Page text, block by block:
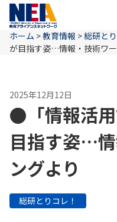
ホーム
NEAとは
教育情報
お問い合わせ
ホーム >教育情報 >総研と
が目指す姿…情報・技術ワ
2025年12月12日
●「情報活
目指す姿…
ングより
総研とりコレ！